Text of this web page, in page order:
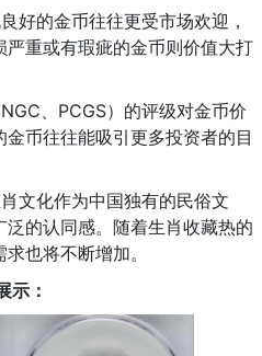
好的金币往往更受市场欢迎，
重或有瑕疵的金币则价值大打
、PCGS）的评级对金币价
币往往能吸引更多投资者的目
文化作为中国独有的民俗文
的认同感。随着生肖收藏热的
也将不断增加。
示：